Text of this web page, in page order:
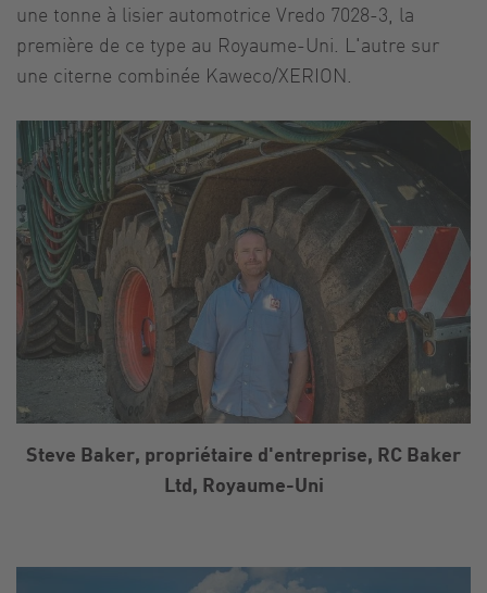
une tonne à lisier automotrice Vredo 7028-3, la
première de ce type au Royaume-Uni. L'autre sur
une citerne combinée Kaweco/XERION.
Steve Baker, propriétaire d'entreprise, RC Baker
Ltd, Royaume-Uni